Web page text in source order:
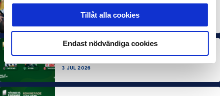
Tillåt alla cookies
Endast nödvändiga cookies
MÅNADENS SPELARE MÅNADENS TRÄNARE
Dubbla Landskrona-priser när juni summeras
10 JUL 2026
3 JUL 2026